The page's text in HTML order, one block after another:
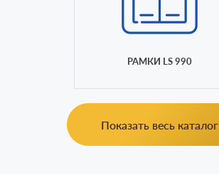
РАМКИ LS 990
Показать весь каталог